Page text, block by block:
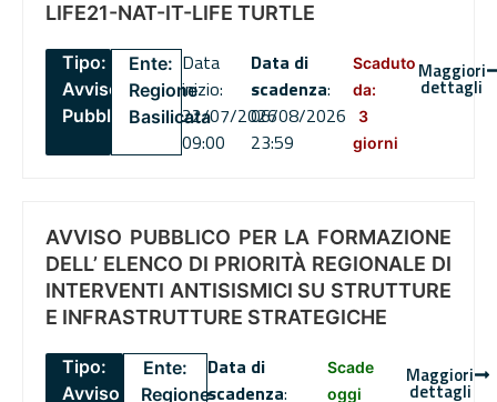
LIFE21-NAT-IT-LIFE TURTLE
Tipo:
Avviso
Pubblico
Ente:
Regione
Basilicata
Data
inizio:
22/07/2026
09:00
Data di
scadenza:
06/08/2026
23:59
Scaduto
da:
3
giorni
Maggiori
dettagli
AVVISO PUBBLICO PER LA FORMAZIONE
DELL’ ELENCO DI PRIORITÀ REGIONALE DI
INTERVENTI ANTISISMICI SU STRUTTURE
E INFRASTRUTTURE STRATEGICHE
Tipo:
Avviso
Ente:
Regione
Data di
scadenza:
Scade
oggi
Maggiori
dettagli